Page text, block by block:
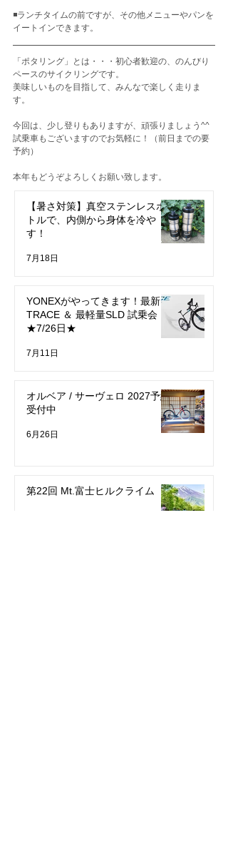
◾️ランチタイムの前ですが、その他メニューやパンを
イートインできます。
「ポタリング」とは・・・初心者歓迎の、のんびり
ペースのサイクリングです。
美味しいものを目指して、みんなで楽しく走りま
す。
今回は、少し登りもありますが、頑張りましょう^^
試乗車もございますのでお気軽に！（前日までの要
予約）
本年もどうぞよろしくお願い致します。
【暑さ対策】真空ステンレスボ
トルで、内側から身体を冷や
す！
7月18日
YONEXがやってきます！最新
TRACE ＆ 最軽量SLD 試乗会
★7/26日★
7月11日
オルベア / サーヴェロ 2027予約
受付中
6月26日
第22回 Mt.富士ヒルクライム